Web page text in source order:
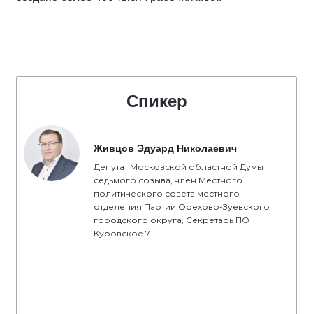
Спикер
Живцов Эдуард Николаевич
Депутат Московской областной Думы
седьмого созыва, член Местного
политического совета местного
отделения Партии Орехово-Зуевского
городского округа, Секретарь ПО
Куровское 7